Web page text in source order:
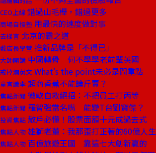
CEO上線 錯過山毛櫸，錯過更多
商場自慢塾 用最快的速度做對事
去梯言 北京的霸之道
戴店長學堂 推新品牌是「不得已」
大師開講 中國轉骨 何不學學老前輩英國
戒掉爛英文 What's the point未必是問重點
童言識李 超商香蕉不能論斤賣？
焦點新聞 微軟自救絕招：不把員工打丙等
焦點新聞 羅智強當名嘴 能變T台劉寶傑？
投資焦點 散戶必懂！股票面額十元成過去式
焦點人物 雄獅老董：我那歪打正著的60億人生
焦點人物 百億旅遊王國 靠這七大創新贏的